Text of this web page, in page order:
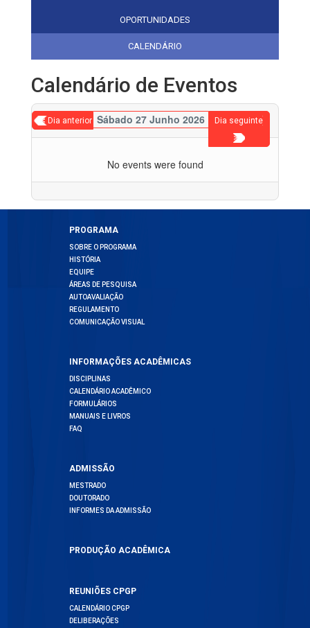
OPORTUNIDADES
CALENDÁRIO
Calendário de Eventos
< Dia anterior Sábado 27 Junho 2026
Dia seguinte
>
No events were found
PROGRAMA
SOBRE O PROGRAMA
HISTÓRIA
EQUIPE
ÁREAS DE PESQUISA
AUTOAVALIAÇÃO
REGULAMENTO
COMUNICAÇÃO VISUAL
INFORMAÇÕES ACADÊMICAS
DISCIPLINAS
CALENDÁRIO ACADÊMICO
FORMULÁRIOS
MANUAIS E LIVROS
FAQ
ADMISSÃO
MESTRADO
DOUTORADO
INFORMES DA ADMISSÃO
PRODUÇÃO ACADÊMICA
REUNIÕES CPGP
CALENDÁRIO CPGP
DELIBERAÇÕES